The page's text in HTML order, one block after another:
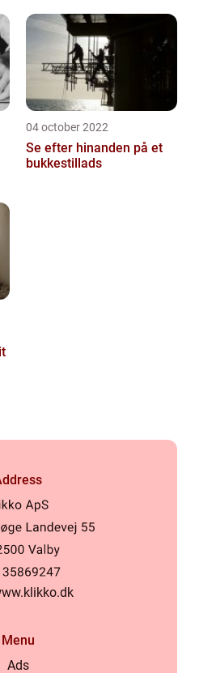
04 october 2022
Se efter hinanden på et
bukkestillads
Menu
Ads